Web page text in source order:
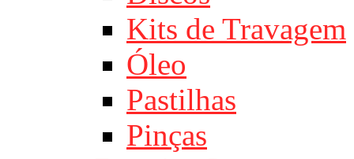
Kits de Travagem
Óleo
Pastilhas
Pinças